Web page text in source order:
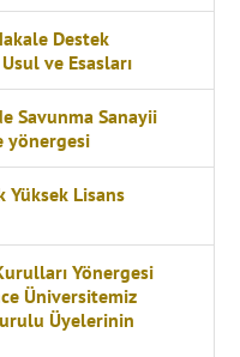
Destek
ve Esasları
Savunma Sanayii
yönergesi
Yüksek Lisans
Yönergesi
Üniversitemiz
Üyelerinin